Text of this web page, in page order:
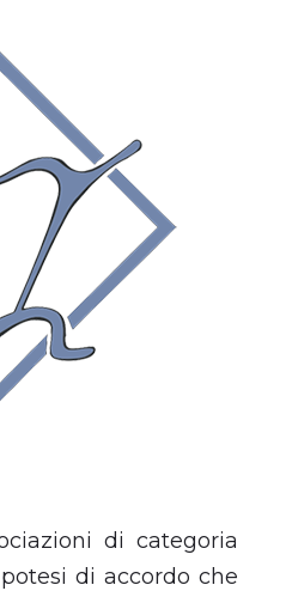
di categoria
di accordo che